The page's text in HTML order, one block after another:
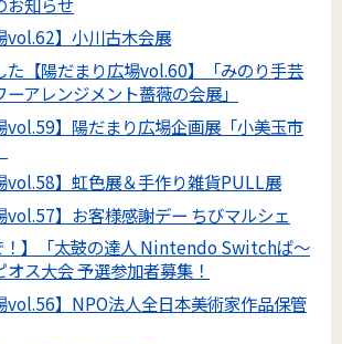
vol.62】小川古木会展
た【陽だまり広場vol.60】「みのり手芸
アレンジメント薔薇の会展」
vol.59】陽だまり広場企画展「小美玉市
vol.58】虹色展＆手作り雑貨PULL展
vol.57】お客様感謝デー ちびマルシェ
！】「太鼓の達人 Nintendo Switchば～
オス大会 予選参加者募集！
vol.56】NPO法人全日本美術家作品保管